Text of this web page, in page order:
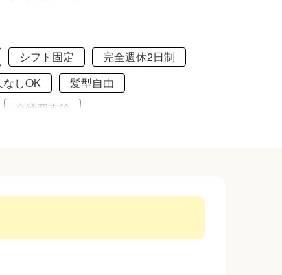
シフト固定
完全週休2日制
しOK
髪型自由
交通費支給